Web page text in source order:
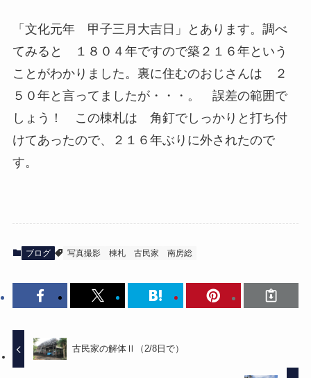
「文化元年 甲子三月大吉日」とあります。調べ
てみると １８０４年ですので築２１６年という
ことがわかりました。裏に住むのおじさんは ２
５０年と言ってましたが・・・。 誤差の範囲で
しょう！ この棟札は 角釘でしっかりと打ち付
けてあったので、２１６年ぶりに外されたので
す。
ブログ 写真撮影 棟札 古民家 南房総
古民家の解体Ⅱ（2/8日で）